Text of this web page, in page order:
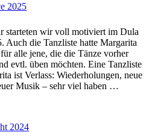
2025
starteten wir voll motiviert im Dula
Auch die Tanzliste hatte Margarita
alle jene, die die Tänze vorher
evtl. üben möchten. Eine Tanzliste
ist Verlass: Wiederholungen, neue
Musik – sehr viel haben …
2024